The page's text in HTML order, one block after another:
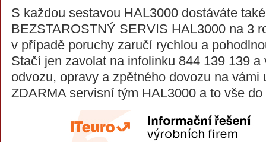
S každou sestavou HAL3000 dostáváte
BEZSTAROSTNÝ SERVIS HAL3000 na 3
v případě poruchy zaručí rychlou a
Stačí jen zavolat na infolinku 844 139 139
odvozu, opravy a zpětného dovozu na
ZDARMA servisní tým HAL3000 a to vše